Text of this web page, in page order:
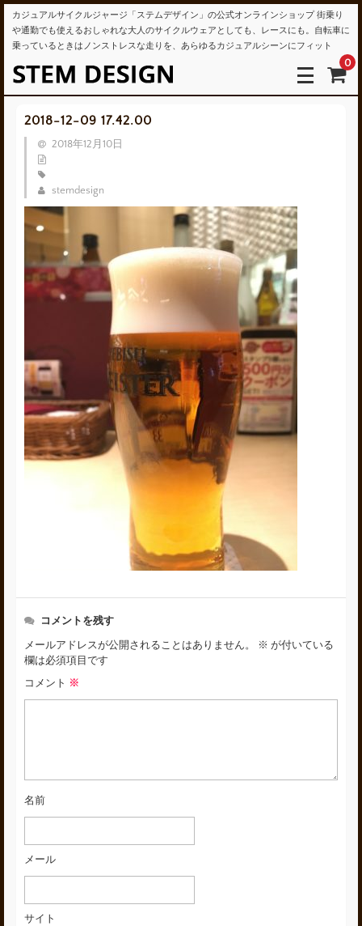
カジュアルサイクルジャージ「ステムデザイン」の公式オンラインショップ 街乗り
や通勤でも使えるおしゃれな大人のサイクルウェアとしても、レースにも。自転車に
乗っているときはノンストレスな走りを、あらゆるカジュアルシーンにフィット
0
2018-12-09 17.42.00
2018年12月10日
stemdesign
コメントを残す
メールアドレスが公開されることはありません。 ※ が付いている
欄は必須項目です
コメント ※
名前
メール
サイト